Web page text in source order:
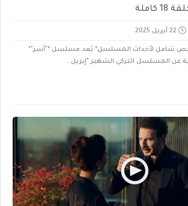
22 أبريل 2025
شامل لأحداث المسلسل* يُعد مسلسل *"آسر"*
عن المسلسل التركي الشهير "إيزيل...